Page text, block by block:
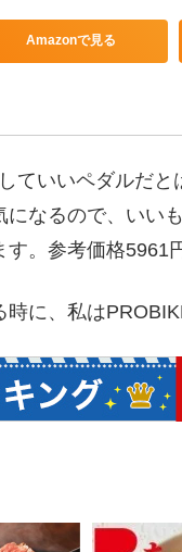
Amazonで見る
ていいペダルだと
なるので、いい
。参考価格5961
に、私は